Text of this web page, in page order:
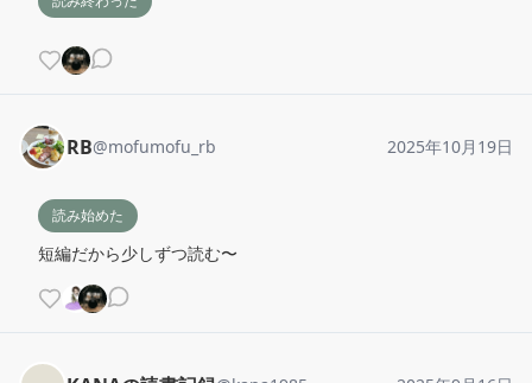
RB@mofumofu_rb 2025年10月19日
読み始めた
短編だから少しずつ読む〜